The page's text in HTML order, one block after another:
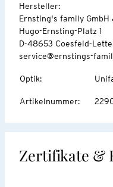
Hersteller:
Ernsting's family GmbH
Hugo-Ernsting-Platz 1
D-48653 Coesfeld-Lette
service@ernstings-
Optik:
Artikelnummer:
Zertifikate &